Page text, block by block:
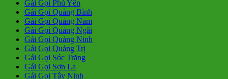
Gái Gọi Phú Yên
Gái Gọi Quảng Bình
Gái Gọi Quảng Nam
Gái Gọi Quảng Ngãi
Gái Gọi Quảng Ninh
Gái Gọi Quảng Trị
Gái Gọi Sóc Trăng
Gái Gọi Sơn La
Gái Gọi Tây Ninh